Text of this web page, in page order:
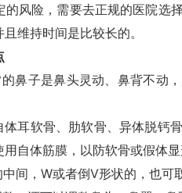
险，需要去正规的医院选
维持时间是比较长的。
子是鼻头灵动、鼻背不动
软骨、肋软骨、异体脱钙
自体筋膜，以防软骨或假体
，W或者倒V形状的，也可